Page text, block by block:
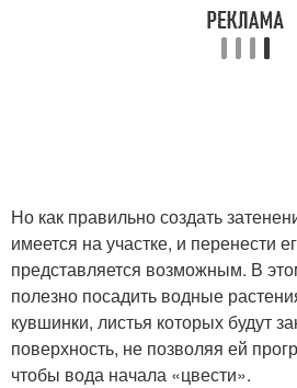
Но как правильно создать
имеется на участке, и перенести
представляется возможным. В
полезно посадить водные
кувшинки, листья которых будут
поверхность, не позволяя ей
чтобы вода начала «цвести».